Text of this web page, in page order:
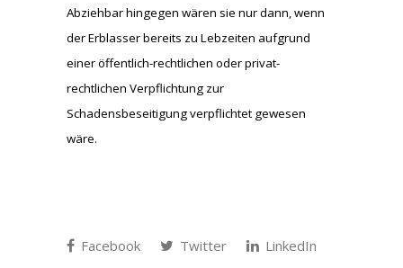
Abziehbar hingegen wären sie nur dann, wenn
der Erblasser bereits zu Lebzeiten aufgrund
einer öffentlich-rechtlichen oder privat-
rechtlichen Verpflichtung zur
Schadensbeseitigung verpflichtet gewesen
wäre.
Facebook Twitter
LinkedIn